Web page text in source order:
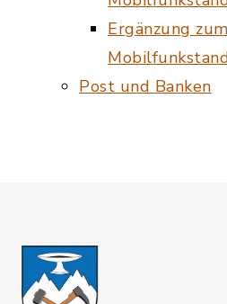
Ergänzung zum
Post und Banken